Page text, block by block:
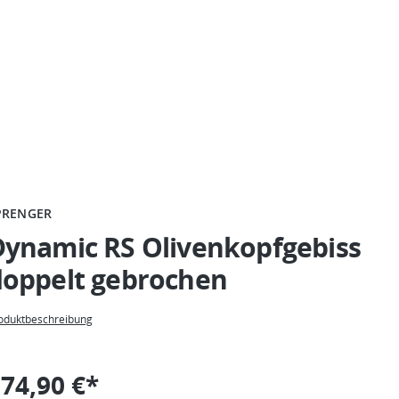
RS Olivenkopfgebiss
gebrochen
€*